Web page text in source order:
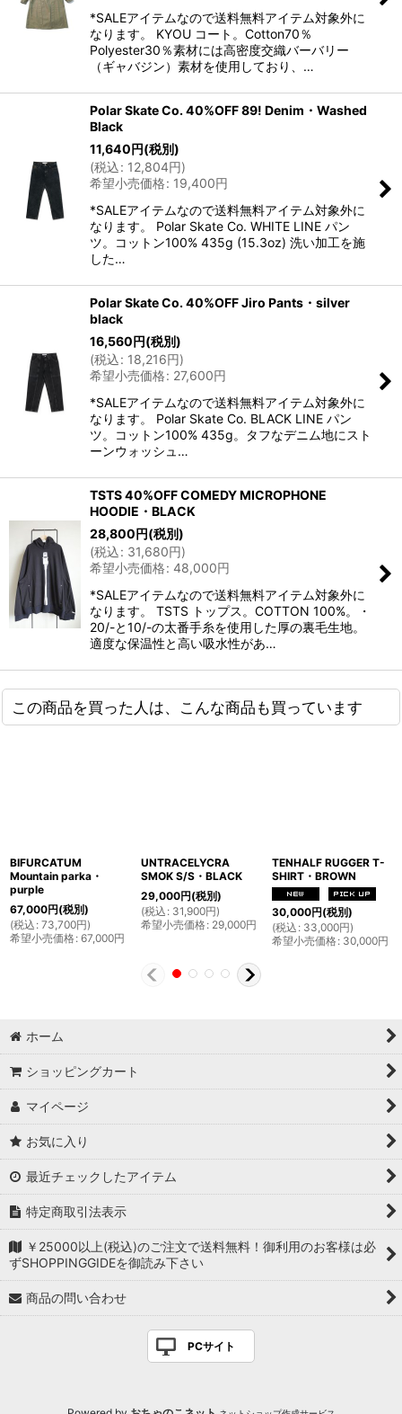
*SALEアイテムなので送料無料アイテム対象外に
なります。 KYOU コート。Cotton70％
Polyester30％素材には高密度交織バーバリー
（ギャバジン）素材を使用しており、…
Polar Skate Co. 40%OFF 89! Denim・Washed
Black
11,640円(税別)
(税込: 12,804円)
希望小売価格: 19,400円
*SALEアイテムなので送料無料アイテム対象外に
なります。 Polar Skate Co. WHITE LINE パン
ツ。コットン100% 435g (15.3oz) 洗い加工を施
した…
Polar Skate Co. 40%OFF Jiro Pants・silver
black
16,560円(税別)
(税込: 18,216円)
希望小売価格: 27,600円
*SALEアイテムなので送料無料アイテム対象外に
なります。 Polar Skate Co. BLACK LINE パン
ツ。コットン100% 435g。タフなデニム地にスト
ーンウォッシュ…
TSTS 40%OFF COMEDY MICROPHONE
HOODIE・BLACK
28,800円(税別)
(税込: 31,680円)
希望小売価格: 48,000円
*SALEアイテムなので送料無料アイテム対象外に
なります。 TSTS トップス。COTTON 100%。・
20/-と10/-の太番手糸を使用した厚の裏毛生地。
適度な保温性と高い吸水性があ…
この商品を買った人は、こんな商品も買っています
BIFURCATUM
Mountain parka・
purple
67,000円(税別)
(税込 : 73,700円)
希望小売価格: 67,000円
UNTRACELYCRA
SMOK S/S・BLACK
29,000円(税別)
(税込 : 31,900円)
希望小売価格: 29,000円
TENHALF RUGGER T-
SHIRT・BROWN
30,000円(税別)
(税込 : 33,000円)
希望小売価格: 30,000円
ホーム
ショッピングカート
マイページ
お気に入り
最近チェックしたアイテム
特定商取引法表示
￥25000以上(税込)のご注文で送料無料！御利用のお客様は必
ずSHOPPINGGIDEを御読み下さい
商品の問い合わせ
PCサイト